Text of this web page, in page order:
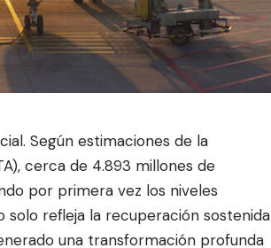
Según estimaciones de la
cerca de 4.893 millones de
por primera vez los niveles
solo refleja la recuperación sostenida
una transformación profunda